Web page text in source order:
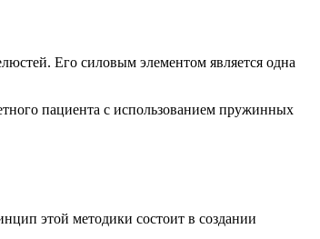
Его силовым элементом является одна
пациента с использованием пружинных
этой методики состоит в создании